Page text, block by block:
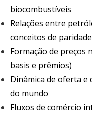
biocombustíveis
Relações entre
conceitos de
Formação de preços
basis e prêmios)
Dinâmica de oferta e
do mundo
Fluxos de comércio